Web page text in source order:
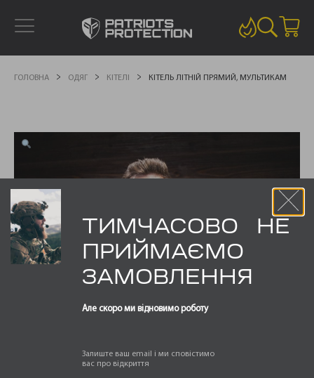
ГОЛОВНА ОДЯГ КІТЕЛІ КІТЕЛЬ ЛІТНІЙ ПРЯМИЙ, МУЛЬТИКАМ
ТИМЧАСОВО НЕ
ПРИЙМАЄМО
ЗАМОВЛЕННЯ
Але скоро ми відновимо роботу
Залиште ваш email і ми сповістимо
вас про відкриття